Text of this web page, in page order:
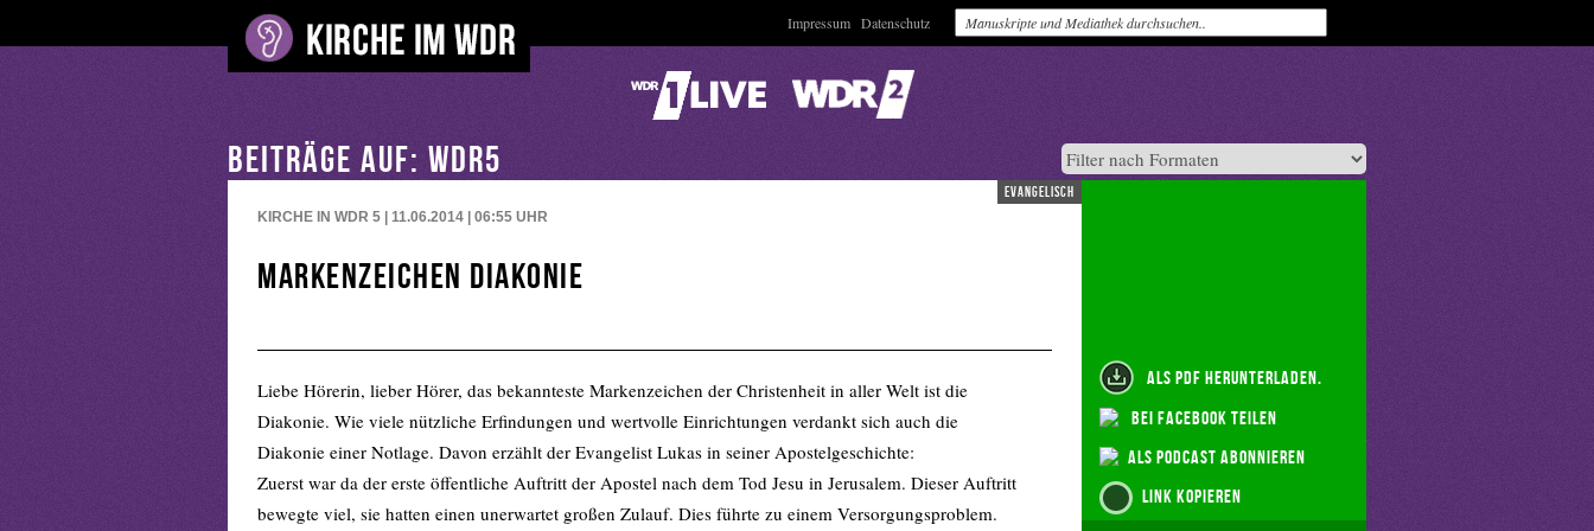
Impressum Datenschutz
BEITRÄGE AUF: WDR5
evangelisch
KIRCHE IN WDR 5 | 11.06.2014 | 06:55 UHR
Markenzeichen Diakonie
Liebe Hörerin, lieber Hörer, das bekannteste Markenzeichen der Christenheit in aller Welt ist die
Diakonie. Wie viele nützliche Erfindungen und wertvolle Einrichtungen verdankt sich auch die
Diakonie einer Notlage. Davon erzählt der Evangelist Lukas in seiner Apostelgeschichte:
Zuerst war da der erste öffentliche Auftritt der Apostel nach dem Tod Jesu in Jerusalem. Dieser Auftritt
bewegte viel, sie hatten einen unerwartet großen Zulauf. Dies führte zu einem Versorgungsproblem.
als PDF herunterladen.
bei Facebook teilen
als Podcast abonnieren
Link kopieren